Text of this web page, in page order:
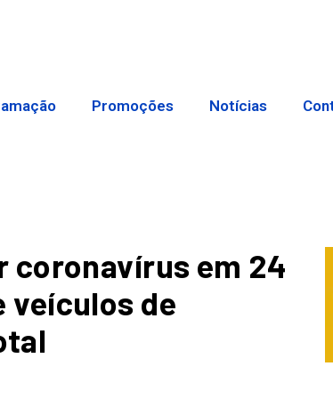
Promoções Notícias
coronavírus em 24
veículos de